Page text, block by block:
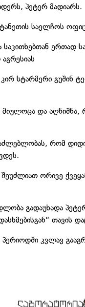
პეტერ მადიარს.
საელჩოს
საკითხებთან
სტარმერი გუშინ
მიულოცა და
რომ
ორივე
გადაუხადა
თავის
კვლავ